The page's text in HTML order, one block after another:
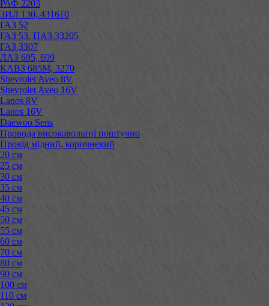
РАФ 2203
ЗИЛ 130, 431610
ГАЗ 52
ГАЗ 53, ПАЗ 33205
ГАЗ 3307
ЛАЗ 695, 699
КАВЗ 685М, 3270
Shevrolet Aveo 8V
Shevrolet Aveo 16V
Lanos 8V
Lanos 16V
Daewoo Sens
Провода високовольтні поштучно
Провід мідний, коричневий
20 см
25 см
30 см
35 см
40 см
45 см
50 см
55 см
60 см
70 см
80 см
90 см
100 см
110 см